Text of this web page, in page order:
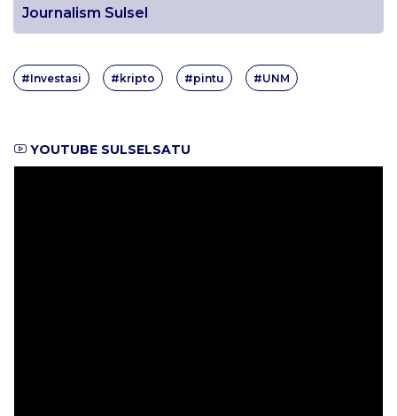
Journalism Sulsel
#Investasi #kripto #pintu #UNM
YOUTUBE SULSELSATU